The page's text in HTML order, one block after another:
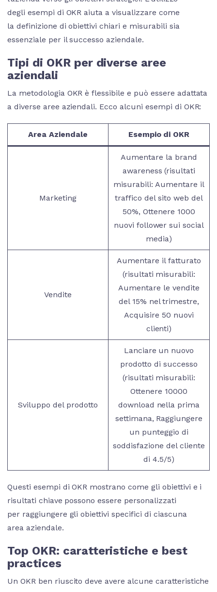
degli esempi di OKR aiuta a visualizzare come
la definizione di obiettivi chiari e misurabili sia
essenziale per il successo aziendale.
Tipi di OKR per diverse aree
aziendali
La metodologia OKR è flessibile e può essere adattata
a diverse aree aziendali. Ecco alcuni esempi di OKR:
Area Aziendale Esempio di OKR
Marketing
Aumentare la brand
awareness (risultati
misurabili: Aumentare il
traffico del sito web del
50%, Ottenere 1000
nuovi follower sui social
media)
Vendite
Aumentare il fatturato
(risultati misurabili:
Aumentare le vendite
del 15% nel trimestre,
Acquisire 50 nuovi
clienti)
Sviluppo del prodotto
Lanciare un nuovo
prodotto di successo
(risultati misurabili:
Ottenere 10000
download nella prima
settimana, Raggiungere
un punteggio di
soddisfazione del cliente
di 4.5/5)
Questi esempi di OKR mostrano come gli obiettivi e i
risultati chiave possono essere personalizzati
per raggiungere gli obiettivi specifici di ciascuna
area aziendale.
Top OKR: caratteristiche e best
practices
Un OKR ben riuscito deve avere alcune caratteristiche